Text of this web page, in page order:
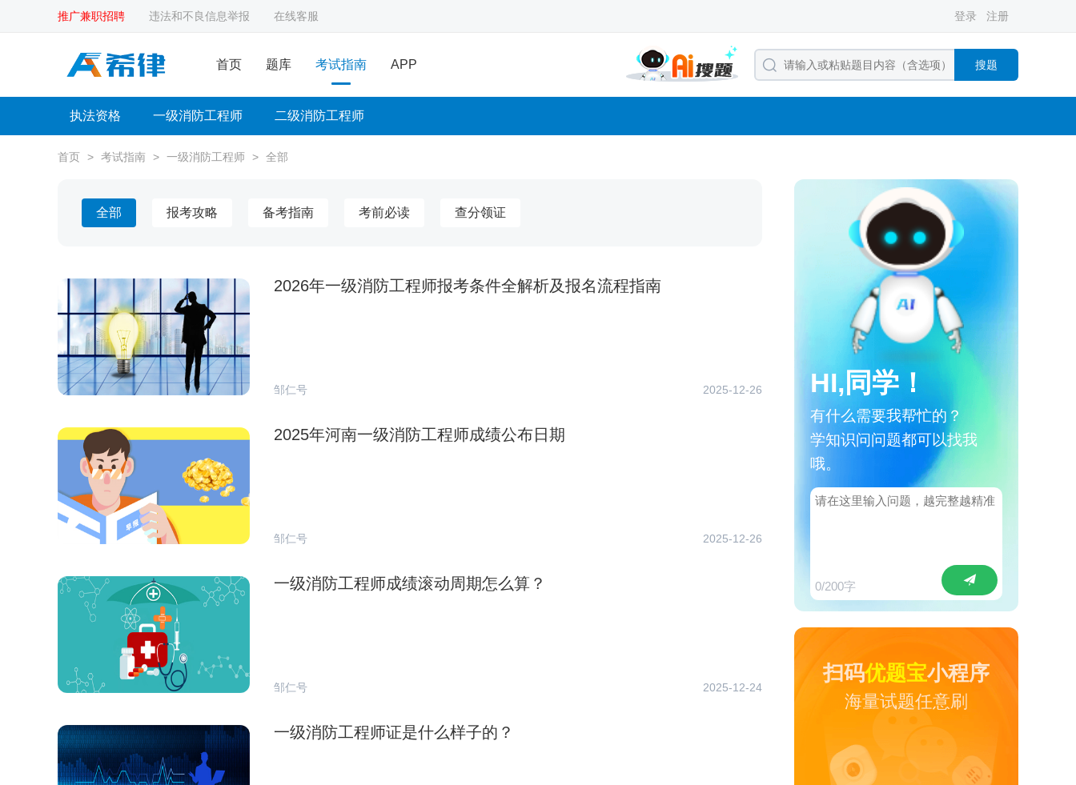
推广兼职招聘 违法和不良信息举报 在线客服 登录 注册
首页 题库 考试指南 APP 搜题
执法资格 一级消防工程师 二级消防工程师
首页 > 考试指南 > 一级消防工程师 > 全部
全部 报考攻略 备考指南 考前必读 查分领证
2026年一级消防工程师报考条件全解析及报名流程指南
邹仁号 2025-12-26
2025年河南一级消防工程师成绩公布日期
邹仁号 2025-12-26
一级消防工程师成绩滚动周期怎么算？
邹仁号 2025-12-24
一级消防工程师证是什么样子的？
HI,同学！
有什么需要我帮忙的？
学知识问问题都可以找我
哦。
0/200字
扫码优题宝小程序
海量试题任意刷